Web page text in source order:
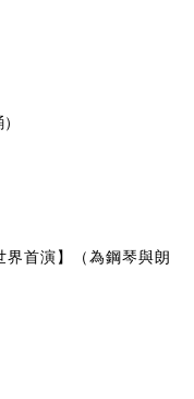
首演】（為鋼琴與朗